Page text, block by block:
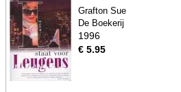
Grafton Sue
De Boekerij
1996
€ 5.95